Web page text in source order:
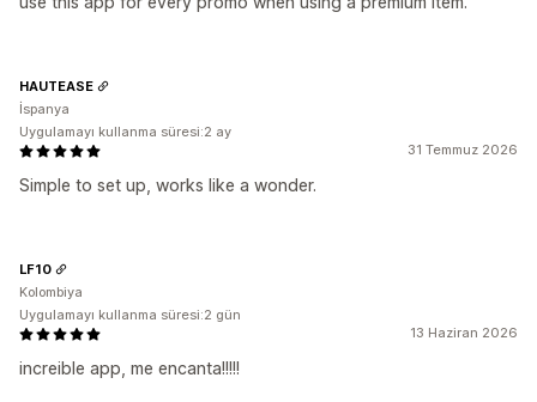
31 Temmuz 2026
Simple to set up, works like a wonder.
HAUTEASE
İspanya
Uygulamayı kullanma süresi:2 ay
13 Haziran 2026
increible app, me encanta!!!!!
LF10
Kolombiya
Uygulamayı kullanma süresi:2 gün